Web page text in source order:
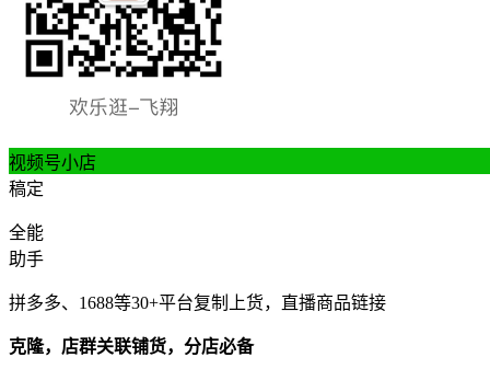
视频号小店
稿定
全能
助手
拼多多、1688等30+平台复制上货，直播商品链接
克隆，店群关联铺货，分店必备